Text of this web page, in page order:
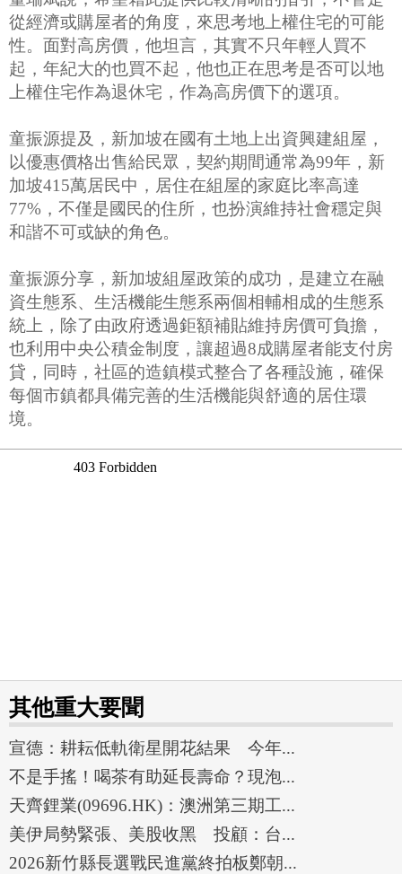
從經濟或購屋者的角度，來思考地上權住宅的可能
性。面對高房價，他坦言，其實不只年輕人買不
起，年紀大的也買不起，他也正在思考是否可以地
上權住宅作為退休宅，作為高房價下的選項。
童振源提及，新加坡在國有土地上出資興建組屋，
以優惠價格出售給民眾，契約期間通常為99年，新
加坡415萬居民中，居住在組屋的家庭比率高達
77%，不僅是國民的住所，也扮演維持社會穩定與
和諧不可或缺的角色。
童振源分享，新加坡組屋政策的成功，是建立在融
資生態系、生活機能生態系兩個相輔相成的生態系
統上，除了由政府透過鉅額補貼維持房價可負擔，
也利用中央公積金制度，讓超過8成購屋者能支付房
貸，同時，社區的造鎮模式整合了各種設施，確保
每個市鎮都具備完善的生活機能與舒適的居住環
境。
其他重大要聞
宣德：耕耘低軌衛星開花結果 今年...
不是手搖！喝茶有助延長壽命？現泡...
天齊鋰業(09696.HK)：澳洲第三期工...
美伊局勢緊張、美股收黑 投顧：台...
2026新竹縣長選戰民進黨終拍板鄭朝...